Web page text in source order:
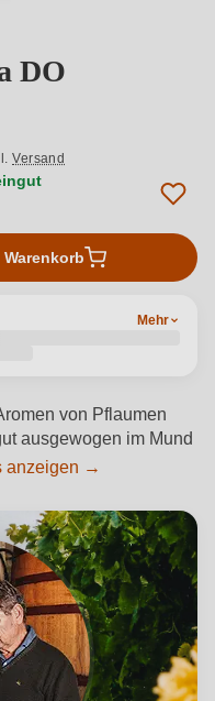
DO
Versand
Warenkorb
Mehr
von Pflaumen
ausgewogen im Mund
anzeigen →